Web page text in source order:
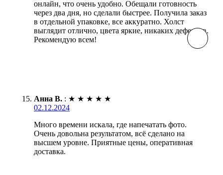
онлайн, что очень удобно. Обещали готовность
через два дня, но сделали быстрее. Получила заказ
в отдельной упаковке, все аккуратно. Холст
выглядит отлично, цвета яркие, никаких дефектов.
Рекомендую всем!
Анна В. : ★ ★ ★ ★ ★
02.12.2024
Много времени искала, где напечатать фото.
Очень довольна результатом, всё сделано на
высшем уровне. Приятные цены, оперативная
доставка.